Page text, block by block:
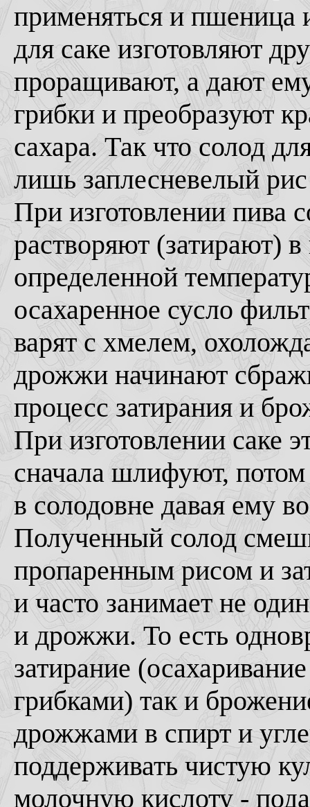
применяться и пшеница
для саке изготовляют
проращивают, а дают
грибки и преобразуют
сахара. Так что солод
лишь заплесневелый
При изготовлении пива
растворяют (затирают)
определенной
осахаренное сусло
варят с хмелем,
дрожжи начинают
процесс затирания и
При изготовлении саке
сначала шлифуют,
в солодовне давая ему
Полученный солод
пропаренным рисом и
и часто занимает не
и дрожжи. То есть
затирание
грибками) так и
дрожжами в спирт и
поддерживать чистую
молочную кислоту -